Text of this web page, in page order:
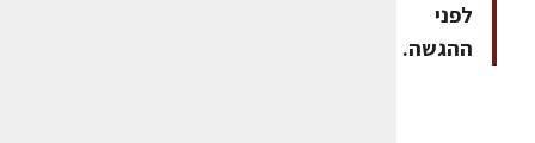
לפני
ההגשה.